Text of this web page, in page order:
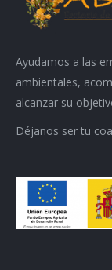
Ayudamos a las
ambientales,
alcanzar su
Déjanos ser tu